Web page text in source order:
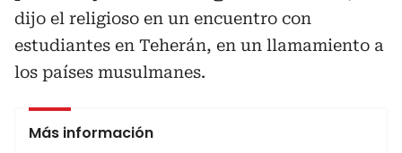
dijo el religioso en un encuentro con
estudiantes en Teherán, en un llamamiento a
los países musulmanes.
Más información